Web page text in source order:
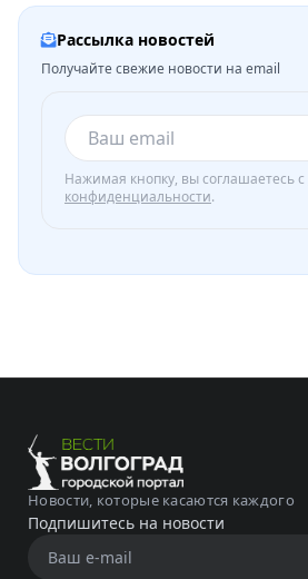
Рассылка новостей
Получайте свежие новости на email
Нажимая кнопку, вы соглашаетесь с
конфиденциальности.
Новости, которые касаются каждого
Подпишитесь на новости